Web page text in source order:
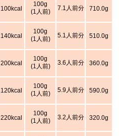
100kcal
100g
(1人前)
7.1人前分 710.0g
140kcal
100g
(1人前)
5.1人前分 510.0g
200kcal
100g
(1人前)
3.6人前分 360.0g
120kcal
100g
(1人前)
5.9人前分 590.0g
220kcal
100g
(1人前)
3.2人前分 320.0g